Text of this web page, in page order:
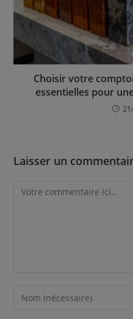
Choisir votre
essentielles pour
Laisser un